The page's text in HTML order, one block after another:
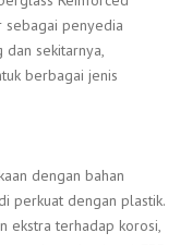
sebagai penyedia
dan sekitarnya,
berbagai jenis
dengan bahan
perkuat dengan plastik.
ekstra terhadap korosi,